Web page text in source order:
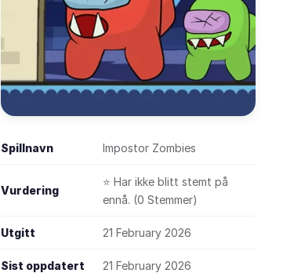
Spillnavn Impostor Zombies
Vurdering
⭐ Har ikke blitt stemt på
ennå. (0 Stemmer)
Utgitt 21 February 2026
Sist oppdatert 21 February 2026